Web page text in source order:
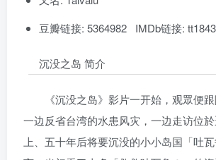
豆瓣链接: 5364982 IMDb链接:
沉没之岛 简介
《沉没之岛》影片一开始，观眾便
一边反省台湾的水患风灾，一边走访位
上、五十年后将要沉没的小小岛国「吐